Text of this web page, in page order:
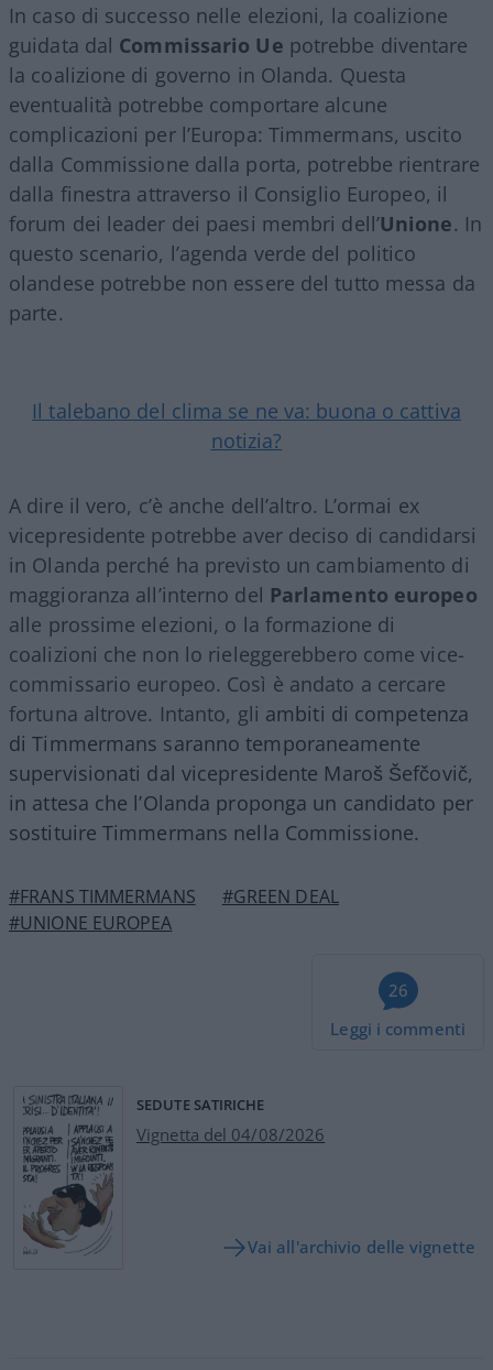
In caso di successo nelle elezioni, la coalizione
guidata dal Commissario Ue potrebbe diventare
la coalizione di governo in Olanda. Questa
eventualità potrebbe comportare alcune
complicazioni per l’Europa: Timmermans, uscito
dalla Commissione dalla porta, potrebbe rientrare
dalla finestra attraverso il Consiglio Europeo, il
forum dei leader dei paesi membri dell’Unione. In
questo scenario, l’agenda verde del politico
olandese potrebbe non essere del tutto messa da
parte.
Il talebano del clima se ne va: buona o cattiva
notizia?
A dire il vero, c’è anche dell’altro. L’ormai ex
vicepresidente potrebbe aver deciso di candidarsi
in Olanda perché ha previsto un cambiamento di
maggioranza all’interno del Parlamento europeo
alle prossime elezioni, o la formazione di
coalizioni che non lo rieleggerebbero come vice-
commissario europeo. Così è andato a cercare
fortuna altrove. Intanto, gli ambiti di competenza
di Timmermans saranno temporaneamente
supervisionati dal vicepresidente Maroš Šefčovič,
in attesa che l’Olanda proponga un candidato per
sostituire Timmermans nella Commissione.
#FRANS TIMMERMANS
#GREEN DEAL
#UNIONE EUROPEA
26
Leggi i commenti
SEDUTE SATIRICHE
Vignetta del 04/08/2026
Vai all'archivio delle vignette